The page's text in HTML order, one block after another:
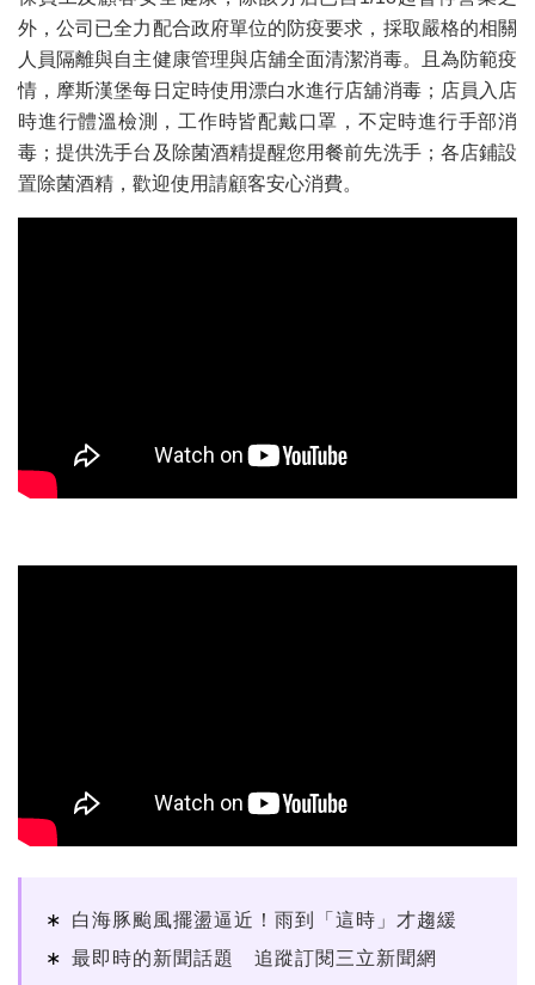
外，公司已全力配合政府單位的防疫要求，採取嚴格的相關
人員隔離與自主健康管理與店舖全面清潔消毒。且為防範疫
情，摩斯漢堡每日定時使用漂白水進行店舖消毒；店員入店
時進行體溫檢測，工作時皆配戴口罩，不定時進行手部消
毒；提供洗手台及除菌酒精提醒您用餐前先洗手；各店鋪設
置除菌酒精，歡迎使用請顧客安心消費。
白海豚颱風擺盪逼近！雨到「這時」才趨緩
最即時的新聞話題 追蹤訂閱三立新聞網